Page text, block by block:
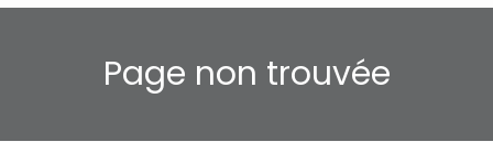
Page non trouvée